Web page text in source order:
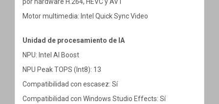
Motor multimedia: Intel Quick Sync Video
Unidad de procesamiento de IA
NPU: Intel AI Boost
NPU Peak TOPS (Int8): 13
Compatibilidad con escasez: Sí
Compatibilidad con Windows Studio Effects: Sí